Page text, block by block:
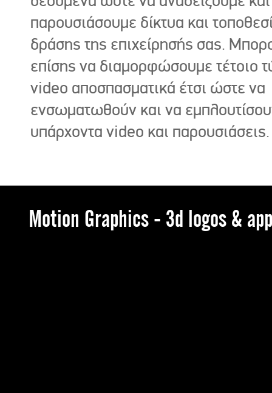
παρουσιάσουμε δίκτυα και
δράσης της επιχείρησής σας.
επίσης να διαμορφώσουμε τέτοιο
video αποσπασματικά έτσι ώστε να
ενσωματωθούν και να
υπάρχοντα video και παρουσιάσεις.
Motion Graphics - 3d logos &